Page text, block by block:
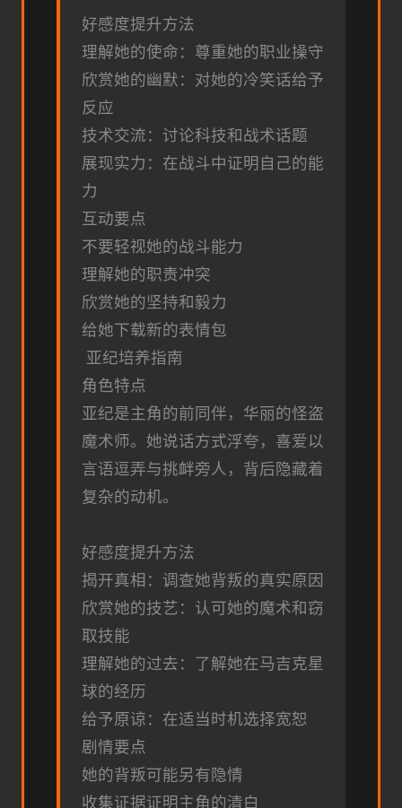
好感度提升方法
理解她的使命：尊重她的职业操守
欣赏她的幽默：对她的冷笑话给予
反应
技术交流：讨论科技和战术话题
展现实力：在战斗中证明自己的能
力
互动要点
不要轻视她的战斗能力
理解她的职责冲突
欣赏她的坚持和毅力
给她下载新的表情包
亚纪培养指南
角色特点
亚纪是主角的前同伴，华丽的怪盗
魔术师。她说话方式浮夸，喜爱以
言语逗弄与挑衅旁人，背后隐藏着
复杂的动机。
好感度提升方法
揭开真相：调查她背叛的真实原因
欣赏她的技艺：认可她的魔术和窃
取技能
理解她的过去：了解她在马吉克星
球的经历
给予原谅：在适当时机选择宽恕
剧情要点
她的背叛可能另有隐情
收集证据证明主角的清白